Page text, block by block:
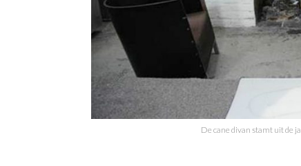
De cane divan stamt uit de